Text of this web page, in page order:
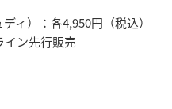
ィ）：各4,950円（税込）
ン先行販売